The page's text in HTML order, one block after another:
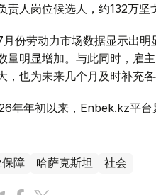
责人岗位候选人，约132万坚
份劳动力市场数据显示出
量明显增加。与此同时，雇
，也为未来几个月及时补充
年年初以来，Enbek.kz平台
障 哈萨克斯坦 社会